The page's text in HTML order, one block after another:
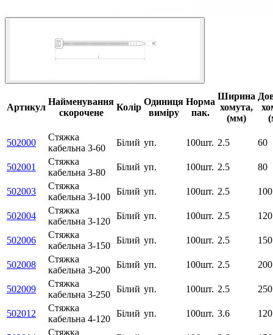
Артикул
Найменування
скорочене
Колір
Одиниця
виміру
Норма
пак.
Ширина
хомута,
(мм)
502000
Стяжка
кабельна 3-60
Білий уп. 100шт. 2.5 60
502001
Стяжка
кабельна 3-80
Білий уп. 100шт. 2.5 80
502003
Стяжка
кабельна 3-100
Білий уп. 100шт. 2.5 100
502004
Стяжка
кабельна 3-120
Білий уп. 100шт. 2.5 120
502006
Стяжка
кабельна 3-150
Білий уп. 100шт. 2.5 150
502008
Стяжка
кабельна 3-200
Білий уп. 100шт. 2.5 200
502009
Стяжка
кабельна 3-250
Білий уп. 100шт. 2.5 250
502012
Стяжка
кабельна 4-120
Білий уп. 100шт. 3.6 120
Стяжка